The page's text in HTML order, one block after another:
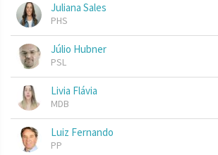
Juliana Sales
PHS
Júlio Hubner
PSL
Livia Flávia
MDB
Luiz Fernando
PP